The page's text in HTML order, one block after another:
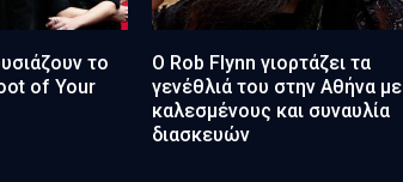
το
of Your
O Rob Flynn γιορτάζει τα
γενέθλιά του στην Αθήνα με
καλεσμένους και συναυλία
διασκευών